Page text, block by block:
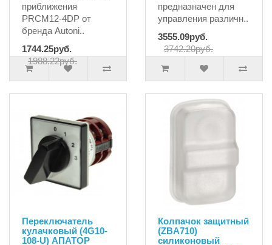
приближения
PRCM12-4DP от
бренда Autoni..
1744.25руб.
1988.22руб.
предназначен для
управления различн..
3555.09руб.
3742.20руб.
Переключатель
кулачковый (4G10-
108-U) АПАТОР
Колпачок защитный
(ZBA710)
силиконовый